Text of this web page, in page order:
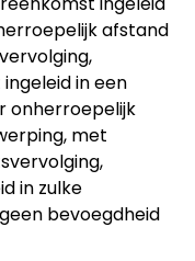
afstand
in een
onherroepelijk
met
in zulke
bevoegdheid